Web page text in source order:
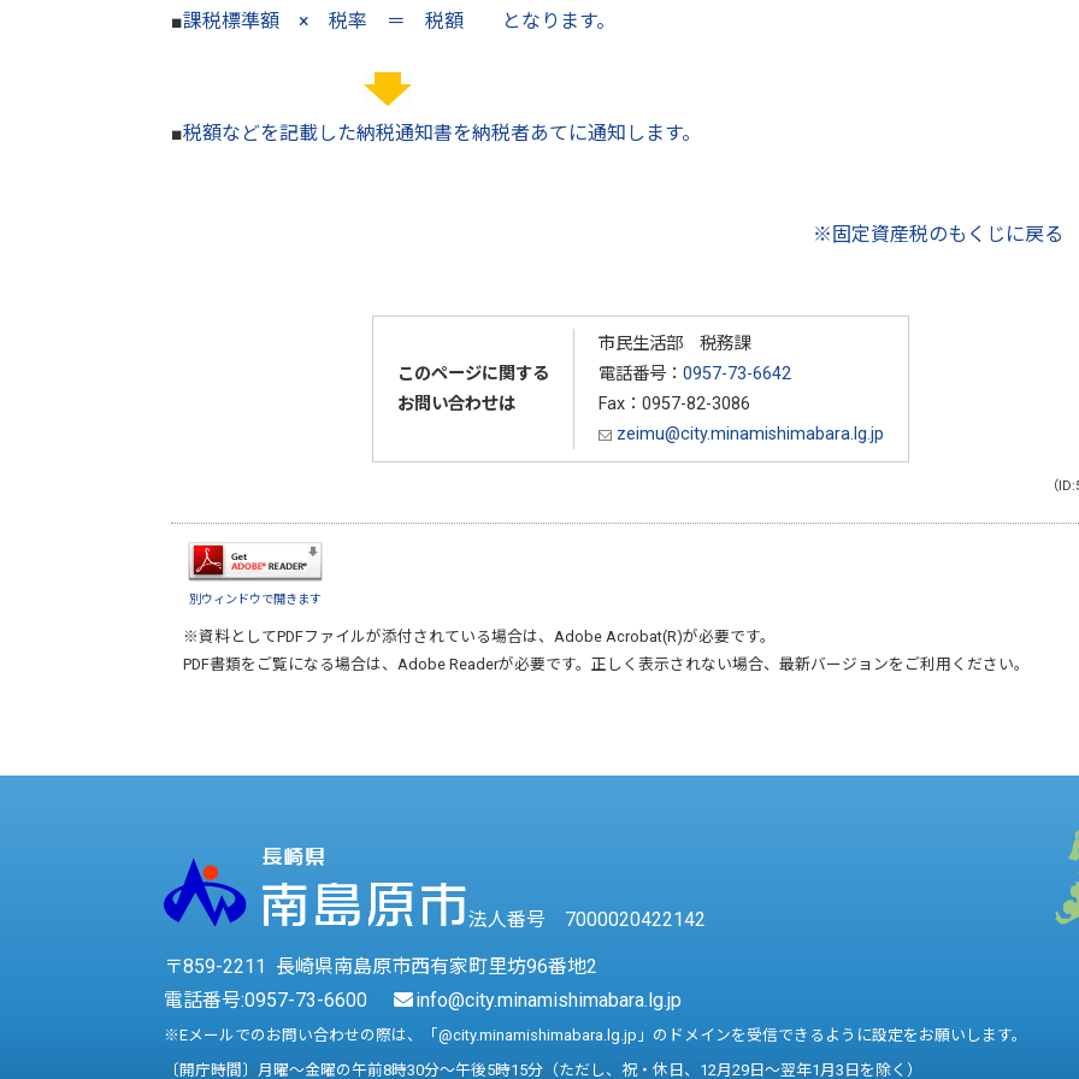
■課税標準額 × 税率 ＝ 税額 となります。
■税額などを記載した納税通知書を納税者あてに通知します。
※固定資産税のもくじに戻る
このページに関する
お問い合わせは
市民生活部 税務課
電話番号： 0957-73-6642
Fax：0957-82-3086
zeimu@city.minamishimabara.lg.jp
（
別ウィンドウで開きます
※資料としてPDFファイルが添付されている場合は、 Adobe Acrobat(R)が必要です。
PDF書類をご覧になる場合は、 Adobe Readerが必要です。正しく表示されない場合、最新バージョンをご利用ください。
法人番号 7000020422142
〒859-2211 長崎県南島原市西有家町里坊96番地2
電話番号:0957-73-6600 info@city.minamishimabara.lg.jp
※Eメールでのお問い合わせの際は、「@city.minamishimabara.lg.jp」のドメインを受信できるように設定をお願いします。
〔開庁時間〕月曜～金曜の午前8時30分～午後5時15分（ただし、祝・休日、12月29日～翌年1月3日を除く）